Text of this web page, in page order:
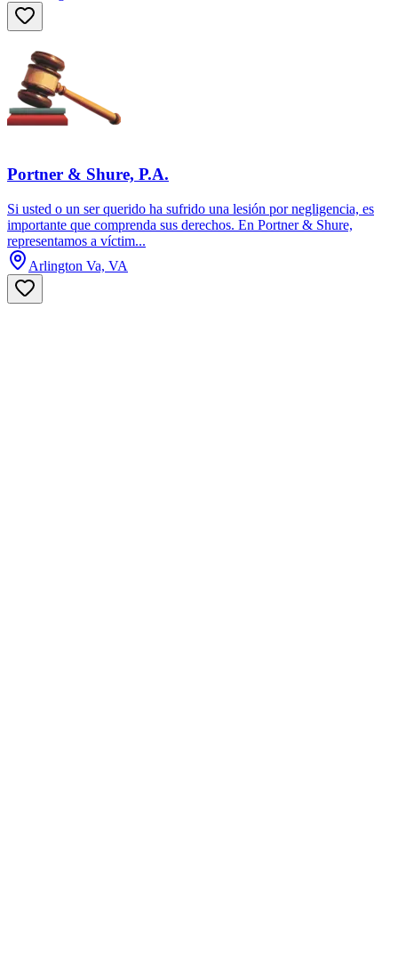
Portner & Shure, P.A.
Si usted o un ser querido ha sufrido una lesión por negligencia, es
importante que comprenda sus derechos. En Portner & Shure,
representamos a víctim...
Arlington Va, VA